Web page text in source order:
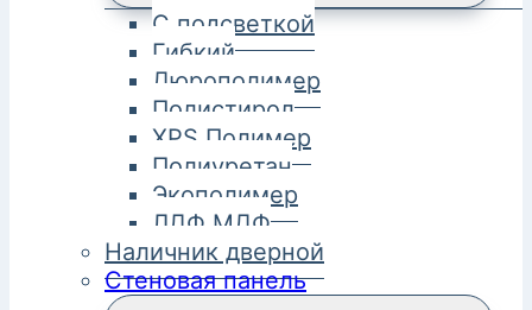
С подсветкой
Гибкий
Дюрополимер
Полистирол
XPS Полимер
Полиуретан
Экополимер
ЛДФ МДФ
Наличник дверной
Стеновая панель